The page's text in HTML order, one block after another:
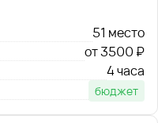
51 место
от 3500 ₽
4 часа
бюджет